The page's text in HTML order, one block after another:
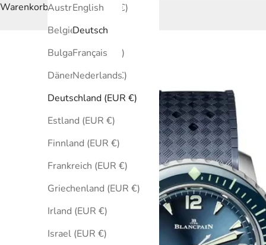
Australien (EUR €)
Belgien (EUR €)
Bulgarien (EUR €)
Dänemark (EUR €)
Deutschland (EUR €)
Estland (EUR €)
Finnland (EUR €)
Frankreich (EUR €)
Griechenland (EUR €)
Irland (EUR €)
Israel (EUR €)
English
Deutsch
Français
Nederlands
Warenkorb